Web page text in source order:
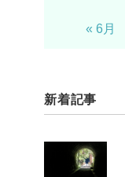
« 6月
新着記事